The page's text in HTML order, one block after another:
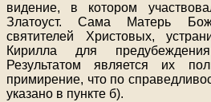
видение, в котором
Златоуст. Сама Матерь
святителей Христовых,
Кирилла для
Результатом является их
примирение, что по
указано в пункте б).